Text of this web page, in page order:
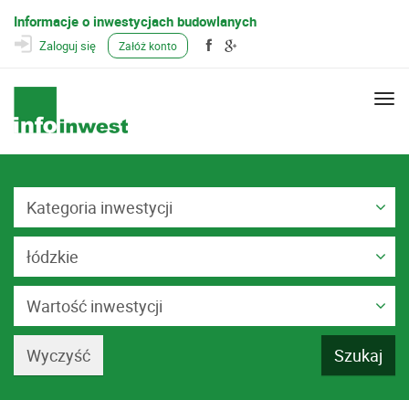
Informacje o inwestycjach budowlanych
Zaloguj się Załóż konto
Kategoria inwestycji
łódzkie
Wartość inwestycji